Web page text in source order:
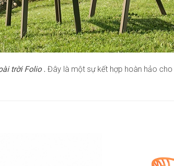
trời Folio . Đây là một sự kết hợp hoàn hảo